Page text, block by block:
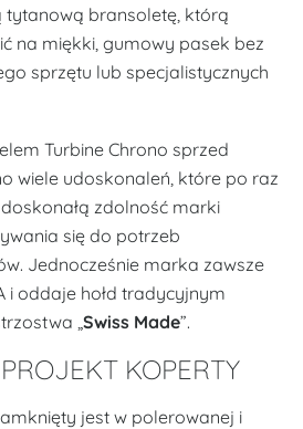
tytanową bransoletę, którą
na miękki, gumowy pasek bez
sprzętu lub specjalistycznych
Turbine Chrono sprzed
wiele udoskonaleń, które po raz
zdolność marki
się do potrzeb
Jednocześnie marka zawsze
i oddaje hołd tradycyjnym
„ Swiss Made”.
KOPERTY
jest w polerowanej i